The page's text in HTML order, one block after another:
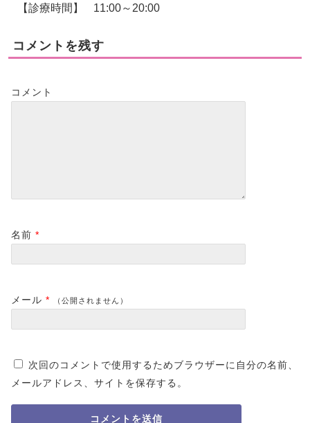
【診療時間】
11:00～20:00
コメントを残す
コメント
名前 *
メール * （公開されません）
次回のコメントで使用するためブラウザーに自分の名前、
メールアドレス、サイトを保存する。